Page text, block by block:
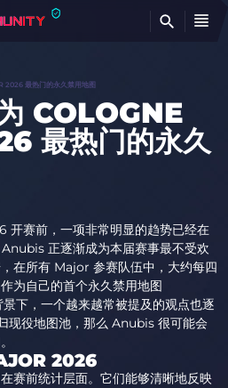
最热门的永久禁用地图
COLOGNE
最热门的永久
赛前，一项非常明显的趋势已经在
正逐渐成为本届赛事最不受欢
在所有 Major 参赛队伍中，大约每四
为自己的首个永久禁用地图
下，一个越来越常被提及的观点也逐
现役地图池，那么 Anubis 很可能会
2026
赛前统计层面。它们能够清晰地反映